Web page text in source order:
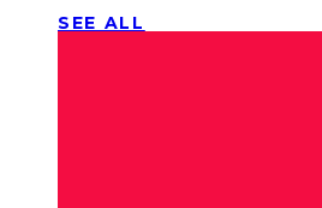
SEE ALL